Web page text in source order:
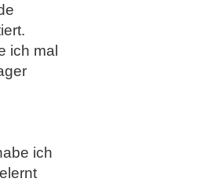
ich mal
ich